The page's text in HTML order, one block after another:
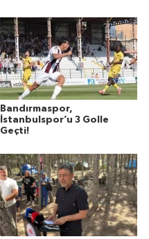
Bandırmaspor,
İstanbulspor’u 3 Golle
Geçti!